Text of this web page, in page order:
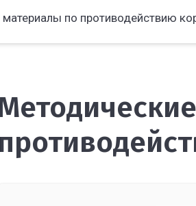
по противодействию